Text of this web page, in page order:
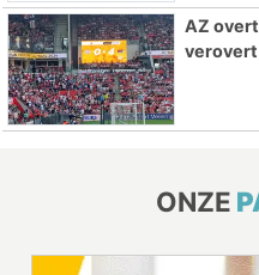
AZ
verovert
ONZE